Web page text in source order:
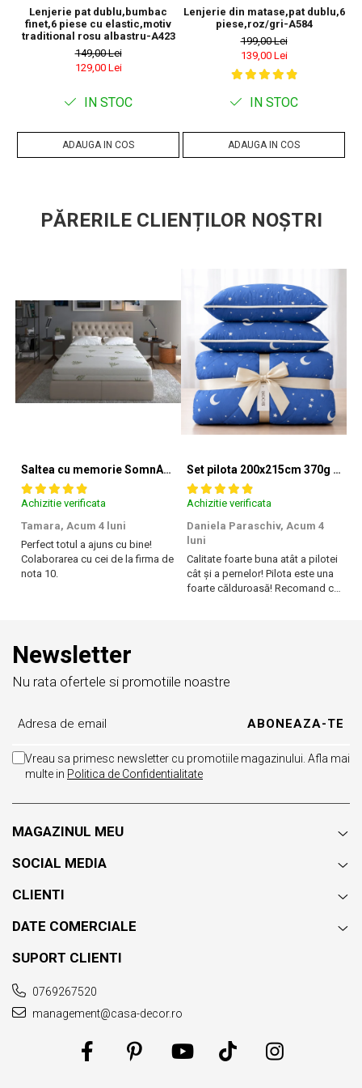
Lenjerie pat dublu,bumbac
finet,6 piese cu elastic,motiv
traditional rosu albastru-A423
149,00 Lei
129,00 Lei
IN STOC
ADAUGA IN COS
Lenjerie din matase,pat dublu,6
piese,roz/gri-A584
199,00 Lei
139,00 Lei
IN STOC
ADAUGA IN COS
PĂRERILE CLIENȚILOR NOȘTRI
Saltea cu memorie SomnART XXL Memory Plus 160x190, înălțime 25cm, pentru persoane supraponderale, husă Aloe Vera detașabilă, rulată, fermitate mare
Achizitie verificata
Tamara, Acum 4 luni
Perfect totul a ajuns cu bine!
Colaborarea cu cei de la firma de
nota 10.
Set pilota 200x215cm 370g cu 2 perne 50x70,albastru- PLT36
Achizitie verificata
Daniela Paraschiv, Acum 4
luni
Calitate foarte buna atât a pilotei
cât și a pernelor! Pilota este una
foarte călduroasă! Recomand cu
Newsletter
Nu rata ofertele si promotiile noastre
Vreau sa primesc newsletter cu promotiile magazinului. Afla mai
multe in Politica de Confidentialitate
MAGAZINUL MEU
SOCIAL MEDIA
CLIENTI
DATE COMERCIALE
SUPORT CLIENTI
0769267520
management@casa-decor.ro